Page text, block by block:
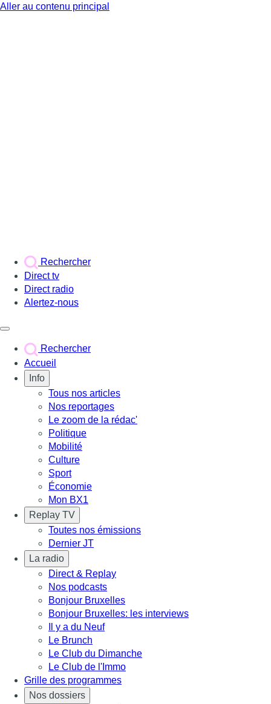
Aller au contenu principal
Rechercher
Direct tv
Direct radio
Alertez-nous
Rechercher
Accueil
Info
Tous nos articles
Nos reportages
Le zoom de la rédac'
Politique
Mobilité
Culture
Sport
Économie
Mon BX1
Replay TV
Toutes nos émissions
Dernier JT
La radio
Direct & Replay
Nos podcasts
Bonjour Bruxelles
Bonjour Bruxelles: les interviews
Il y a du Neuf
Le Brunch
Le Club du Dimanche
Le Club de l'Immo
Grille des programmes
Nos dossiers